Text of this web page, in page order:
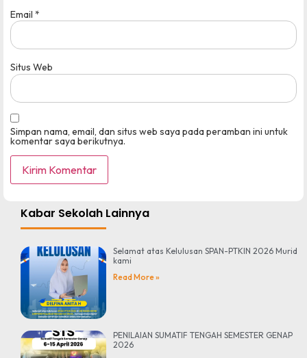
Email *
Situs Web
Simpan nama, email, dan situs web saya pada peramban ini untuk
komentar saya berikutnya.
Kabar Sekolah Lainnya
Selamat atas Kelulusan SPAN-PTKIN 2026 Murid
kami
Read More »
PENILAIAN SUMATIF TENGAH SEMESTER GENAP
2026